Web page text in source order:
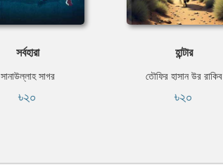
সর্বহারা
সানাউল্লাহ সাগর
৳২০
হান্টার
তৌফির হাসান উর রাকিব
৳২০